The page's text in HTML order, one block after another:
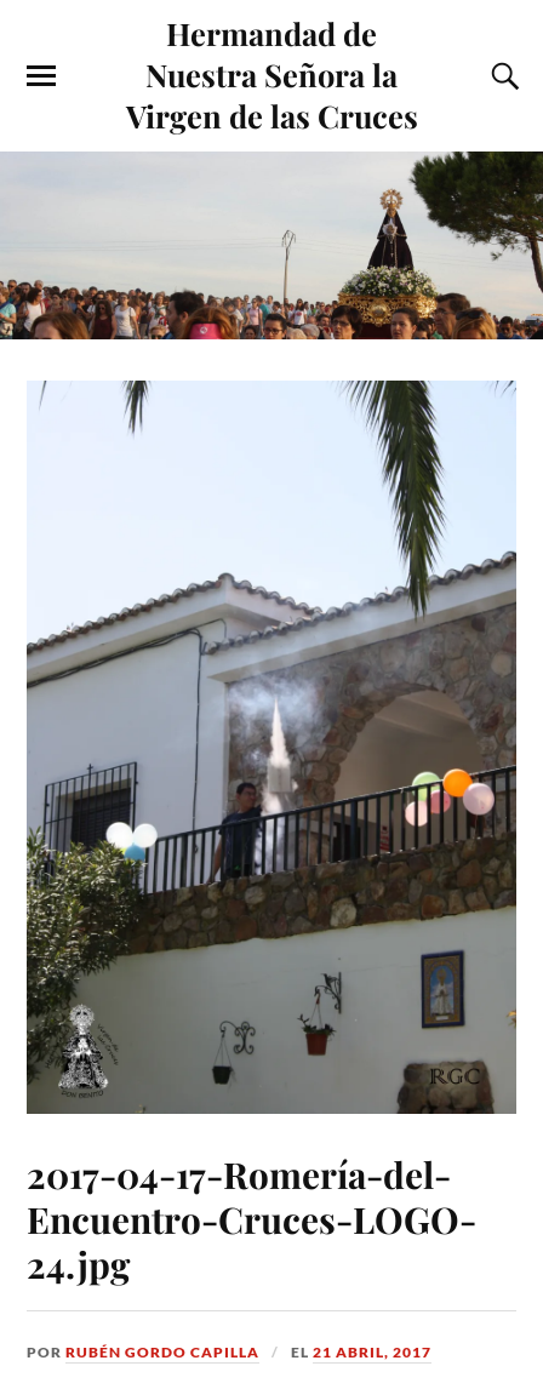
Hermandad de
Nuestra Señora la
Virgen de las Cruces
2017-04-17-Romería-del-
Encuentro-Cruces-LOGO-
24.jpg
PORRUBÉN GORDO CAPILLA EL21 ABRIL, 2017